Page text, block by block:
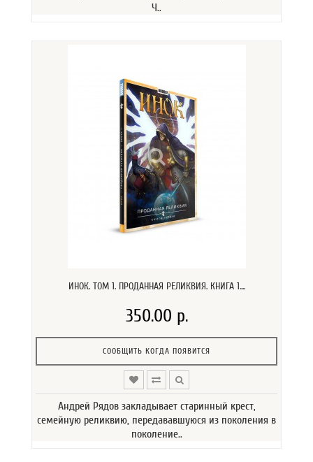
Ч..
ИНОК. ТОМ 1. ПРОДАННАЯ РЕЛИКВИЯ. КНИГА 1....
350.00 р.
СООБЩИТЬ КОГДА ПОЯВИТСЯ
Андрей Рядов закладывает старинный крест,
семейную реликвию, передававшуюся из поколения в
поколение..